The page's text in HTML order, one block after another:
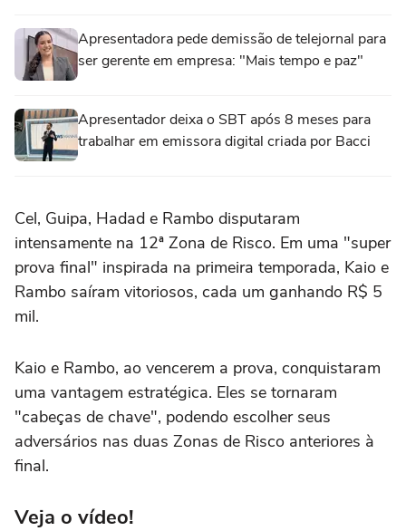
Apresentadora pede demissão de telejornal para
ser gerente em empresa: "Mais tempo e paz"
Apresentador deixa o SBT após 8 meses para
trabalhar em emissora digital criada por Bacci
Cel, Guipa, Hadad e Rambo disputaram
intensamente na 12ª Zona de Risco. Em uma "super
prova final" inspirada na primeira temporada, Kaio e
Rambo saíram vitoriosos, cada um ganhando R$ 5
mil.
Kaio e Rambo, ao vencerem a prova, conquistaram
uma vantagem estratégica. Eles se tornaram
"cabeças de chave", podendo escolher seus
adversários nas duas Zonas de Risco anteriores à
final.
Veja o vídeo!